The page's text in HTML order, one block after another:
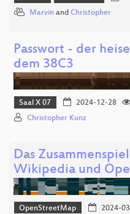
Marvin and Christopher
Passwort - der
dem 38C3
Saal X 07 2024-12-28
Christopher Kunz
Das
Wikipedia und
OpenStreetMap 2024-